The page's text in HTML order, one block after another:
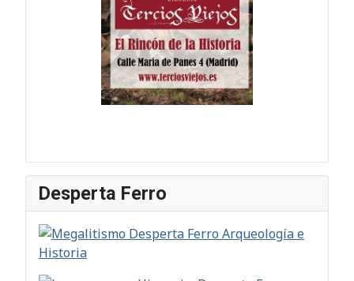
Desperta Ferro